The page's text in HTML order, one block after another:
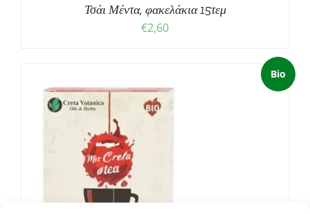
Τσάι Μέντα, φακελάκια 15τεμ
€2,60
Bio